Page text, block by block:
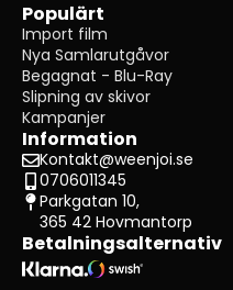
Populärt
Import film
Nya Samlarutgåvor
Begagnat - Blu-Ray
Slipning av skivor
Kampanjer
Information
Kontakt@weenjoi.se
0706011345
Parkgatan 10,
365 42 Hovmantorp
Betalningsalternativ